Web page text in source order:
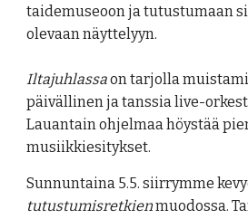
taidemuseoon ja tutustumaan
olevaan näyttelyyn.
Iltajuhlassaon tarjolla
päivällinen ja tanssia live-
Lauantain ohjelmaa höystää
musiikkiesitykset.
Sunnuntaina 5.5. siirrymme
tutustumisretkienmuodossa.